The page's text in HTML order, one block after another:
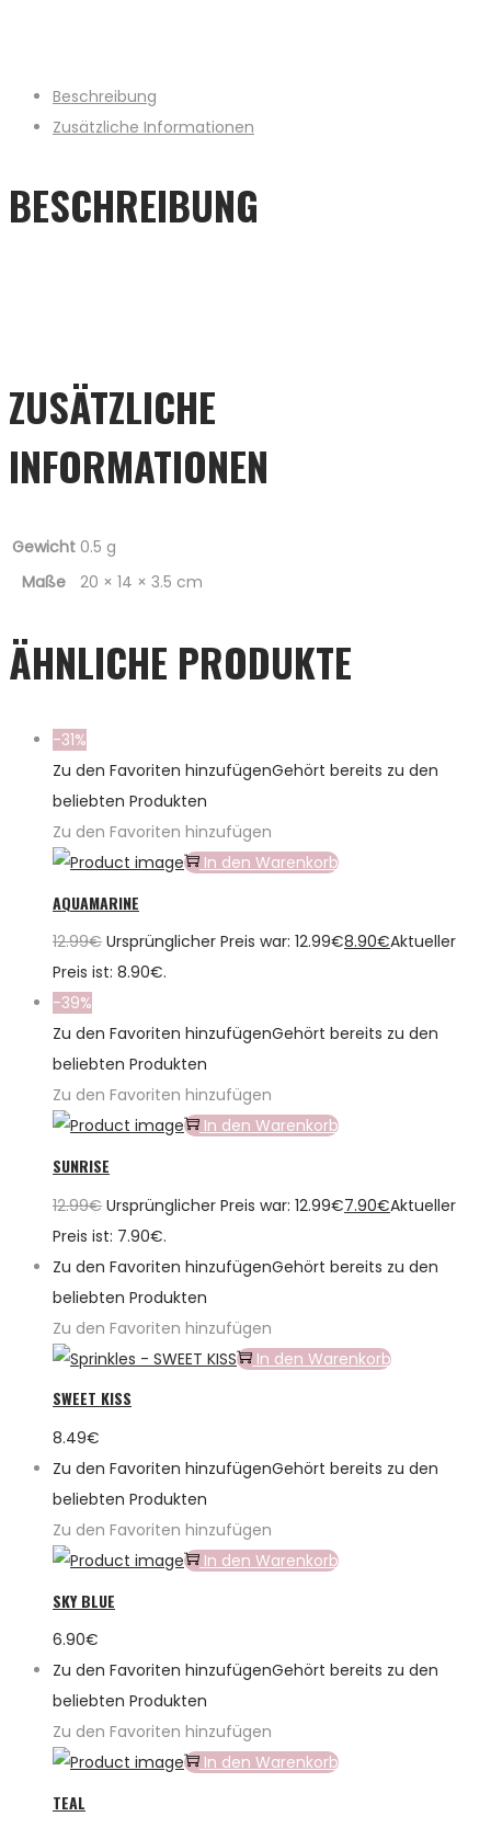
Beschreibung
Zusätzliche Informationen
BESCHREIBUNG
ZUSÄTZLICHE
INFORMATIONEN
Gewicht 0.5 g
Maße
20 × 14 × 3.5 cm
ÄHNLICHE PRODUKTE
-31%
Zu den Favoriten hinzufügenGehört bereits zu den
beliebten Produkten
Zu den Favoriten hinzufügen
In den Warenkorb
AQUAMARINE
12.99€ Ursprünglicher Preis war: 12.99€8.90€Aktueller
Preis ist: 8.90€.
-39%
Zu den Favoriten hinzufügenGehört bereits zu den
beliebten Produkten
Zu den Favoriten hinzufügen
In den Warenkorb
SUNRISE
12.99€ Ursprünglicher Preis war: 12.99€7.90€Aktueller
Preis ist: 7.90€.
Zu den Favoriten hinzufügenGehört bereits zu den
beliebten Produkten
Zu den Favoriten hinzufügen
In den Warenkorb
SWEET KISS
8.49€
Zu den Favoriten hinzufügenGehört bereits zu den
beliebten Produkten
Zu den Favoriten hinzufügen
In den Warenkorb
SKY BLUE
6.90€
Zu den Favoriten hinzufügenGehört bereits zu den
beliebten Produkten
Zu den Favoriten hinzufügen
In den Warenkorb
TEAL